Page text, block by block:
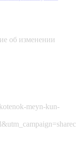
об изменении
meyn-kun-